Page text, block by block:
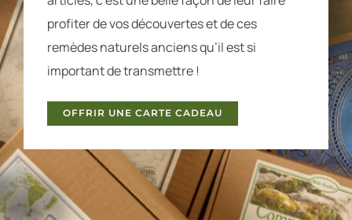
profiter de vos découvertes et de ces
remèdes naturels anciens qu’il est si
important de transmettre !
OFFRIR UNE CARTE CADEAU